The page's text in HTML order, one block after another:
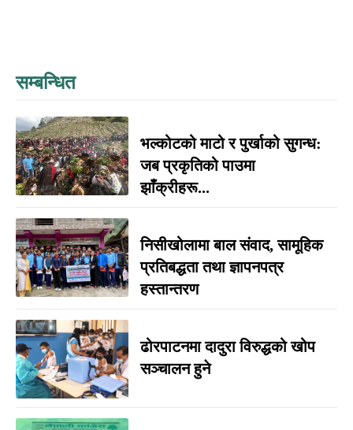
सम्बन्धित
भल्कोटको माटो र पुर्खाको सुगन्ध:
जब प्रकृतिको पाउमा
झाँक्रीहरू...
निसीखोलामा बाल संवाद, सामूहिक
प्रतिबद्धता तथा ज्ञापनपत्र
हस्तान्तरण
ढोरपाटनमा दादुरा विरुद्धको खोप
सञ्चालन हुने